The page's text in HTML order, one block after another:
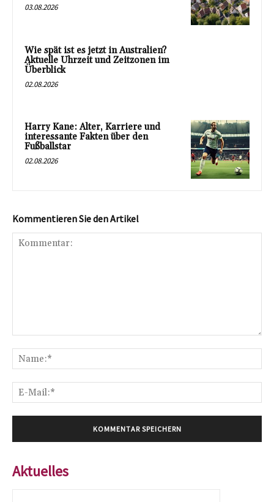
03.08.2026
Wie spät ist es jetzt in Australien?
Aktuelle Uhrzeit und Zeitzonen im
Überblick
02.08.2026
Harry Kane: Alter, Karriere und
interessante Fakten über den
Fußballstar
02.08.2026
Kommentieren Sie den Artikel
Aktuelles